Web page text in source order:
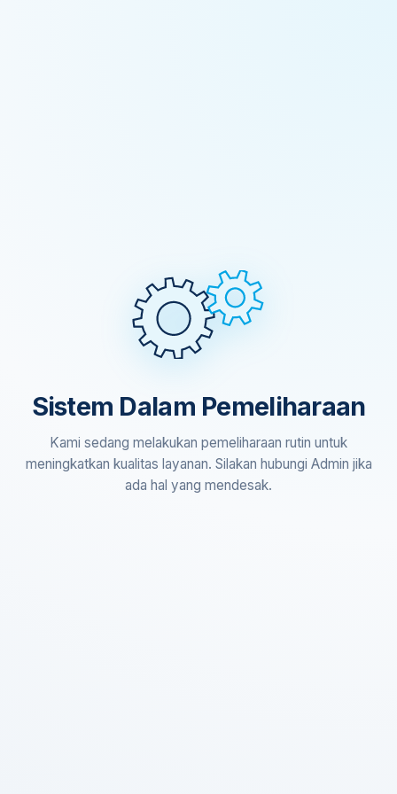
Sistem Dalam Pemeliharaan
Kami sedang melakukan pemeliharaan rutin untuk
meningkatkan kualitas layanan. Silakan hubungi Admin jika
ada hal yang mendesak.